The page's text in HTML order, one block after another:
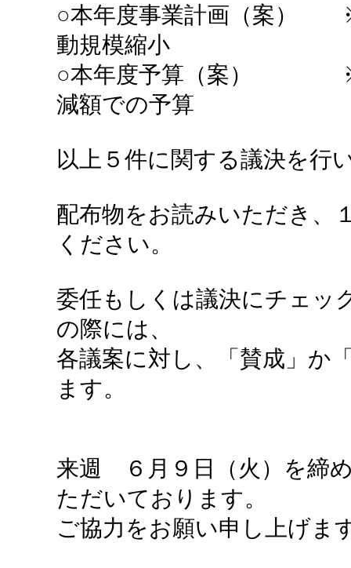
○本年度事業計画（案）
動規模縮小
○本年度予算（案） ※
減額での予算
以上５件に関する議決を行
配布物をお読みいただき、
ください。
委任もしくは議決にチェッ
の際には、
各議案に対し、「賛成」か
ます。
来週 ６月９日（火）を締
ただいております。
ご協力をお願い申し上げま